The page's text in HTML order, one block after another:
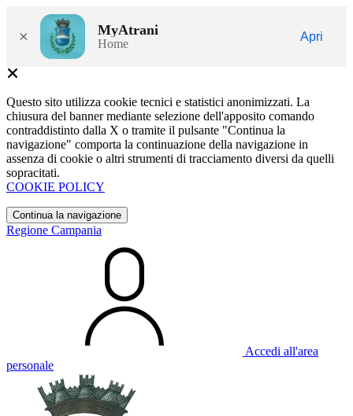
× MyAtrani
Home
Apri
Questo sito utilizza cookie tecnici e statistici anonimizzati. La
chiusura del banner mediante selezione dell'apposito comando
contraddistinto dalla X o tramite il pulsante "Continua la
navigazione" comporta la continuazione della navigazione in
assenza di cookie o altri strumenti di tracciamento diversi da quelli
sopracitati.
COOKIE POLICY
Continua la navigazione
Regione Campania
Accedi all'area
personale